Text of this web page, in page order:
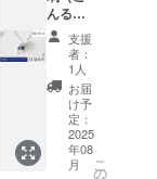
ルー
ジョン
がある
ものが
ござい
ます。
極端に
見た目
を損な
うもの
セド
ニー
は、カ
ラーの
個体差
が大き
いため
サンプ
ルとの
とまっ
たく同
じ色味
のもの
はござ
いませ
んので
そちら
をご理
で必ず
選択く
ださ
い） ※
注意事
項※ 天
然石
は、カ
ラーや
濃淡に
ムーン
ストー
3mm×2
ローズ
クォー
んる
り）】
あじさ
いネッ
クレス
■地金：
SILVER
925（ロ
ジウム
コー
支援
者：
1人
お届
け予
定：
2025
年08
月
こ
の